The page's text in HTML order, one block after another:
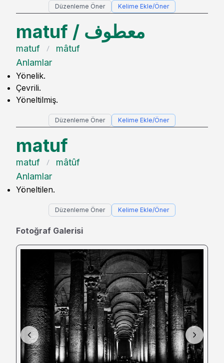
Düzenleme Öner Kelime Ekle/Öner
matuf / معطوف
matuf
mâtuf
Anlamlar
Yönelik.
Çevrili.
Yöneltilmiş.
Düzenleme Öner Kelime Ekle/Öner
matuf
matuf
mâtûf
Anlamlar
Yöneltilen.
Düzenleme Öner Kelime Ekle/Öner
Fotoğraf Galerisi